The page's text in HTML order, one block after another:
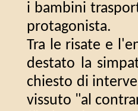
i bambini
protagonista.
Tra le risate e
destato la
chiesto di
vissuto "al